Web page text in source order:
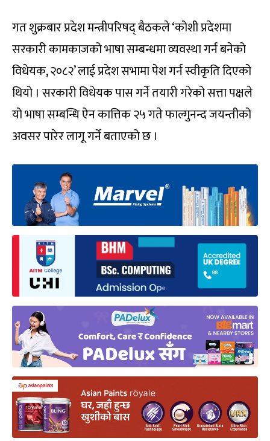
गत शुक्रबार प्रदेश मन्त्रीपरिषद् बैठकले ‘कोशी प्रदेशमा
सरकारी कामकाजको भाषा सम्बन्धमा व्यवस्था गर्न बनेको
विधेयक, २०८२’ लाई प्रदेश सभामा पेश गर्न स्वीकृति दिएको
थियो । सरकारी विधेयक पास गर्ने तयारी गरेको सत्ता पक्षले
यो भाषा सम्बन्धि ऐन कात्तिक २५ गते फाल्गुनन्द जयन्तीको
अवसर पारेर लागू गर्ने बताएको छ ।